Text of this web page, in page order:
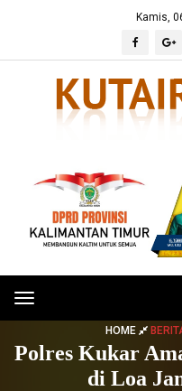
Kamis,
Toggle
navigation
HOME
Polres Kukar
di Loa